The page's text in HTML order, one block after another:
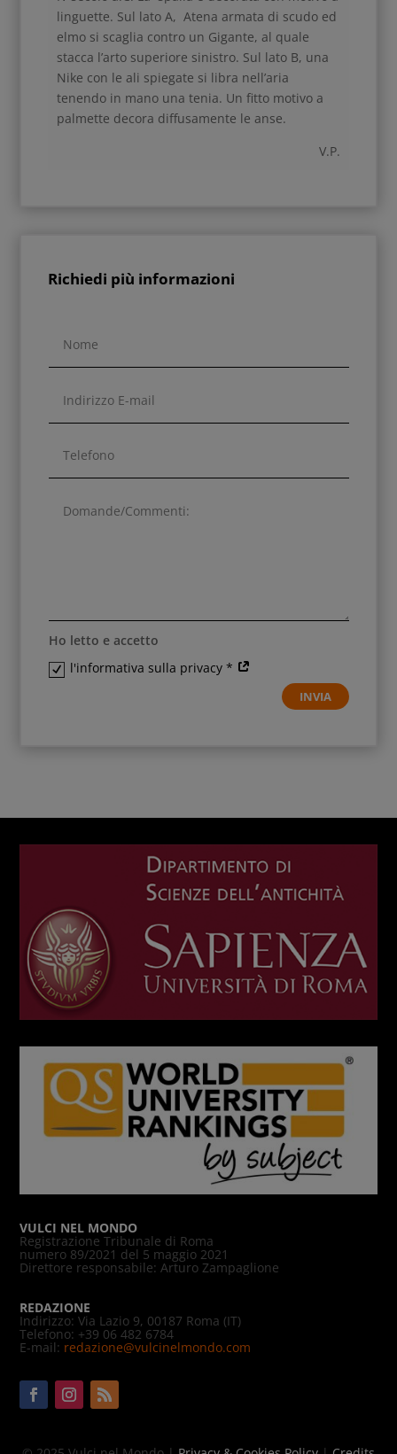
linguette. Sul lato A, Atena armata di scudo ed
elmo si scaglia contro un Gigante, al quale
stacca l’arto superiore sinistro. Sul lato B, una
Nike con le ali spiegate si libra nell’aria
tenendo in mano una tenia. Un fitto motivo a
palmette decora diffusamente le anse.
V.P.
Richiedi più informazioni
Ho letto e accetto
l'informativa sulla privacy *
INVIA
VULCI NEL MONDO
Registrazione Tribunale di Roma
numero 89/2021 del 5 maggio 2021
Direttore responsabile: Arturo Zampaglione
REDAZIONE
Indirizzo: Via Lazio 9, 00187 Roma (IT)
Telefono: +39 06 482 6784
E-mail: redazione@vulcinelmondo.com